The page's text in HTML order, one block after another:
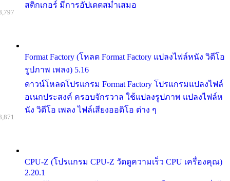
สติกเกอร์ มีการอัปเดตสม่ำเสมอ
Format Factory (โหลด Format Factory แปลงไฟล์หนัง วิดีโอ
รูปภาพ เพลง) 5.16
ดาวน์โหลดโปรแกรม Format Factory โปรแกรมแปลงไฟล์
อเนกประสงค์ ครอบจักรวาล ใช้แปลงรูปภาพ แปลงไฟล์ห
นัง วิดีโอ เพลง ไฟล์เสียงออดิโอ ต่าง ๆ
CPU-Z (โปรแกรม CPU-Z วัดดูความเร็ว CPU เครื่องคุณ)
2.20.1